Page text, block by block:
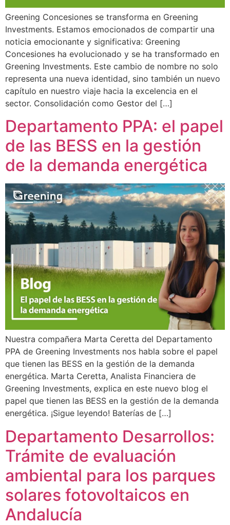
Greening Concesiones se transforma en Greening
Investments. Estamos emocionados de compartir una
noticia emocionante y significativa: Greening
Concesiones ha evolucionado y se ha transformado en
Greening Investments. Este cambio de nombre no solo
representa una nueva identidad, sino también un nuevo
capítulo en nuestro viaje hacia la excelencia en el
sector. Consolidación como Gestor del […]
Departamento PPA: el papel
de las BESS en la gestión
de la demanda energética
Nuestra compañera Marta Ceretta del Departamento
PPA de Greening Investments nos habla sobre el papel
que tienen las BESS en la gestión de la demanda
energética. Marta Ceretta, Analista Financiera de
Greening Investments, explica en este nuevo blog el
papel que tienen las BESS en la gestión de la demanda
energética. ¡Sigue leyendo! Baterías de […]
Departamento Desarrollos:
Trámite de evaluación
ambiental para los parques
solares fotovoltaicos en
Andalucía